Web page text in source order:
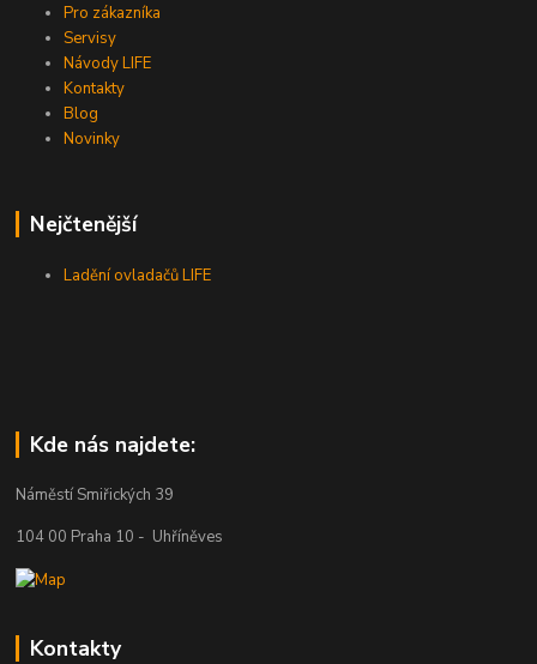
Pro zákazníka
Servisy
Návody LIFE
Kontakty
Blog
Novinky
Nejčtenější
Ladění ovladačů LIFE
Kde nás najdete:
Náměstí Smiřických 39
104 00 Praha 10 - Uhříněves
Kontakty